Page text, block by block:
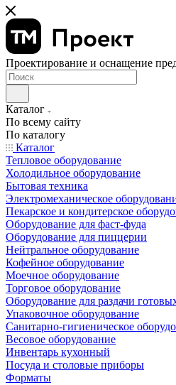
Проектирование и оснащение
Каталог
По всему сайту
По каталогу
Каталог
Тепловое оборудование
Холодильное оборудование
Бытовая техника
Электромеханическое
Пекарское и кондитерское
Оборудование для фаст-фуда
Оборудование для пиццерии
Нейтральное оборудование
Кофейное оборудование
Моечное оборудование
Торговое оборудование
Оборудование для раздачи
Упаковочное оборудование
Санитарно-гигиеническое
Весовое оборудование
Инвентарь кухонный
Посуда и столовые приборы
Форматы